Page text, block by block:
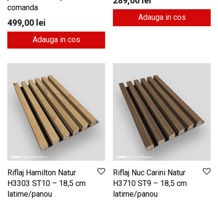
comanda
499,00 lei
Adauga in cos
Adauga in cos
Riflaj Hamilton Natur
H3303 ST10 – 18,5 cm
latime/panou
Riflaj Nuc Carini Natur
H3710 ST9 – 18,5 cm
latime/panou